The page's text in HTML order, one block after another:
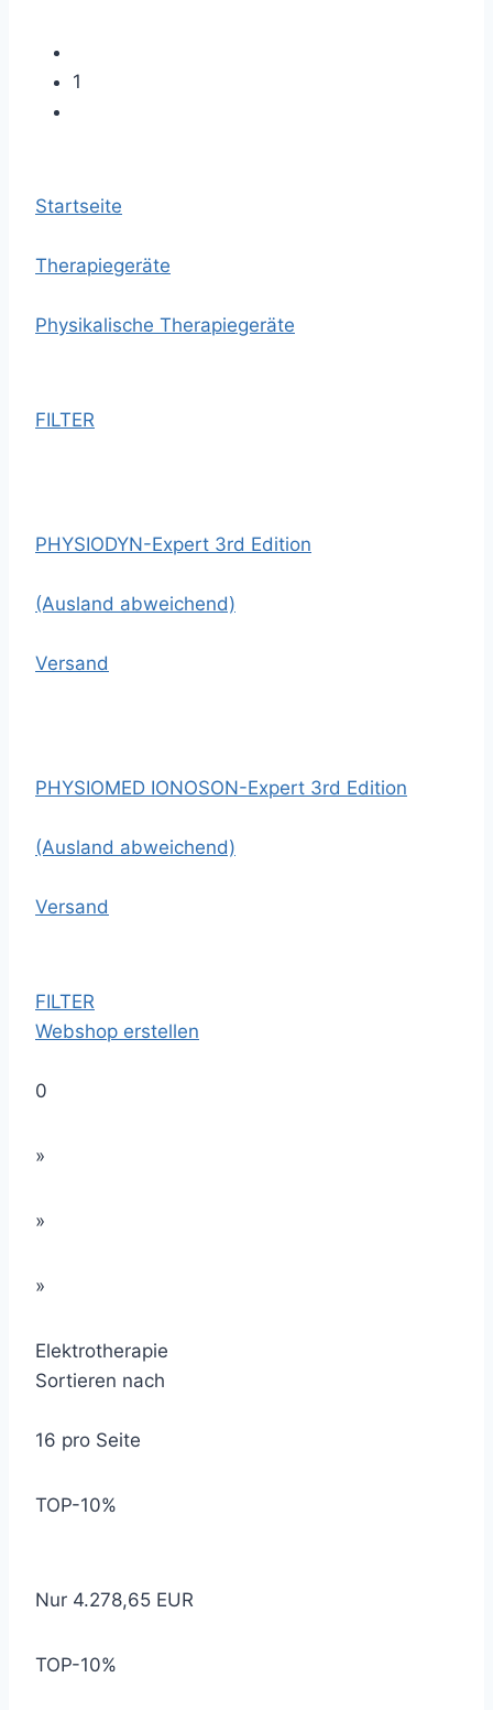
1
Startseite
Therapiegeräte
Physikalische Therapiegeräte
FILTER
PHYSIODYN-Expert 3rd Edition
(Ausland abweichend)
Versand
PHYSIOMED IONOSON-Expert 3rd Edition
(Ausland abweichend)
Versand
FILTER
Webshop erstellen
0
»
»
»
Elektrotherapie
Sortieren nach
16 pro Seite
TOP-10%
Nur 4.278,65 EUR
TOP-10%